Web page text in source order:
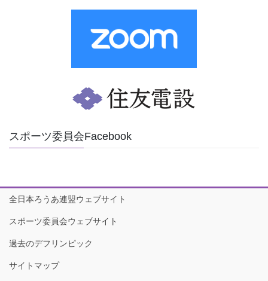
スポーツ委員会Facebook
全日本ろうあ連盟ウェブサイト
スポーツ委員会ウェブサイト
過去のデフリンピック
サイトマップ